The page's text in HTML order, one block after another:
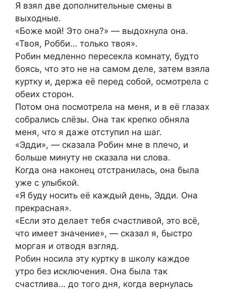
Я взял две дополнительные смены в
выходные.
«Боже мой! Это она?» — выдохнула она.
«Твоя, Робби… только твоя».
Робин медленно пересекла комнату, будто
боясь, что это не на самом деле, затем взяла
куртку и, держа её перед собой, осмотрела с
обеих сторон.
Потом она посмотрела на меня, и в её глазах
собрались слёзы. Она так крепко обняла
меня, что я даже отступил на шаг.
«Эдди», — сказала Робин мне в плечо, и
больше минуту не сказала ни слова.
Когда она наконец отстранилась, она была
уже с улыбкой.
«Я буду носить её каждый день, Эдди. Она
прекрасная».
«Если это делает тебя счастливой, это всё,
что имеет значение», — сказал я, быстро
моргая и отводя взгляд.
Робин носила эту куртку в школу каждое
утро без исключения. Она была так
счастлива… до того дня, когда вернулась